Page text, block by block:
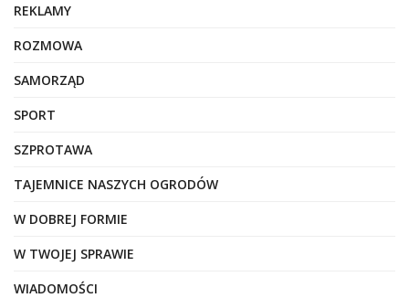
REKLAMY
ROZMOWA
SAMORZĄD
SPORT
SZPROTAWA
TAJEMNICE NASZYCH OGRODÓW
W DOBREJ FORMIE
W TWOJEJ SPRAWIE
WIADOMOŚCI